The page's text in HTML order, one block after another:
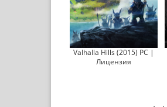
Valhalla Hills (2015) PC |
Лицензия